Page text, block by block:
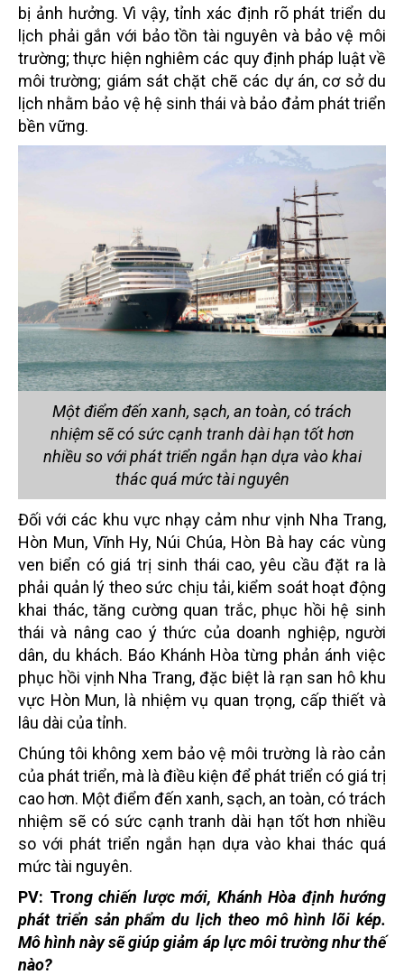
bị ảnh hưởng. Vì vậy, tỉnh xác định rõ phát triển du
lịch phải gắn với bảo tồn tài nguyên và bảo vệ môi
trường; thực hiện nghiêm các quy định pháp luật về
môi trường; giám sát chặt chẽ các dự án, cơ sở du
lịch nhằm bảo vệ hệ sinh thái và bảo đảm phát triển
bền vững.
Một điểm đến xanh, sạch, an toàn, có trách
nhiệm sẽ có sức cạnh tranh dài hạn tốt hơn
nhiều so với phát triển ngắn hạn dựa vào khai
thác quá mức tài nguyên
Đối với các khu vực nhạy cảm như vịnh Nha Trang,
Hòn Mun, Vĩnh Hy, Núi Chúa, Hòn Bà hay các vùng
ven biển có giá trị sinh thái cao, yêu cầu đặt ra là
phải quản lý theo sức chịu tải, kiểm soát hoạt động
khai thác, tăng cường quan trắc, phục hồi hệ sinh
thái và nâng cao ý thức của doanh nghiệp, người
dân, du khách. Báo Khánh Hòa từng phản ánh việc
phục hồi vịnh Nha Trang, đặc biệt là rạn san hô khu
vực Hòn Mun, là nhiệm vụ quan trọng, cấp thiết và
lâu dài của tỉnh.
Chúng tôi không xem bảo vệ môi trường là rào cản
của phát triển, mà là điều kiện để phát triển có giá trị
cao hơn. Một điểm đến xanh, sạch, an toàn, có trách
nhiệm sẽ có sức cạnh tranh dài hạn tốt hơn nhiều
so với phát triển ngắn hạn dựa vào khai thác quá
mức tài nguyên.
PV: Trong chiến lược mới, Khánh Hòa định hướng
phát triển sản phẩm du lịch theo mô hình lõi kép.
Mô hình này sẽ giúp giảm áp lực môi trường như thế
nào?